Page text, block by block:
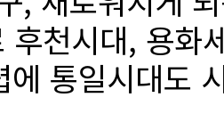
후천시대, 용화
통일시대도